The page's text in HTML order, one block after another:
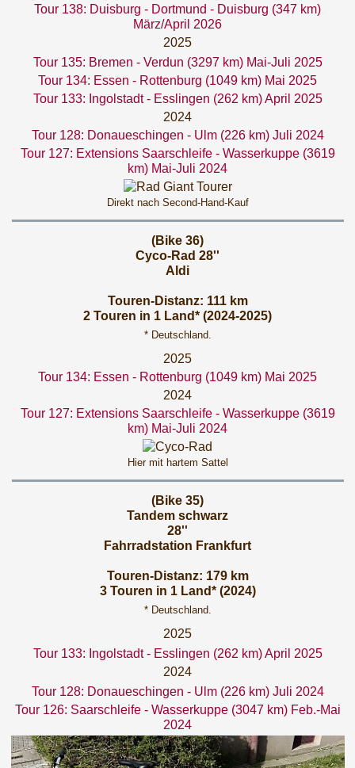
Tour 138: Duisburg - Dortmund - Duisburg (347 km)
März/April 2026
2025
Tour 135: Bremen - Verdun (3297 km) Mai-Juli 2025
Tour 134: Essen - Rottenburg (1049 km) Mai 2025
Tour 133: Ingolstadt - Esslingen (262 km) April 2025
2024
Tour 128: Donaueschingen - Ulm (226 km) Juli 2024
Tour 127: Extensions Saarschleife - Wasserkuppe (3619
km) Mai-Juli 2024
Direkt nach Second-Hand-Kauf
(Bike 36)
Cyco-Rad 28''
Aldi
Touren-Distanz: 111 km
2 Touren in 1 Land* (2024-2025)
* Deutschland.
2025
Tour 134: Essen - Rottenburg (1049 km) Mai 2025
2024
Tour 127: Extensions Saarschleife - Wasserkuppe (3619
km) Mai-Juli 2024
Hier mit hartem Sattel
(Bike 35)
Tandem schwarz
28''
Fahrradstation Frankfurt
Touren-Distanz: 179 km
3 Touren in 1 Land* (2024)
* Deutschland.
2025
Tour 133: Ingolstadt - Esslingen (262 km) April 2025
2024
Tour 128: Donaueschingen - Ulm (226 km) Juli 2024
Tour 126: Saarschleife - Wasserkuppe (3047 km) Feb.-Mai
2024